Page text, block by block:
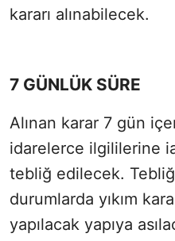
kararı alınabilecek.
7 GÜNLÜK SÜRE
Alınan karar 7 gün
idarelerce ilgililerine
tebliğ edilecek.
durumlarda yıkım
yapılacak yapıya